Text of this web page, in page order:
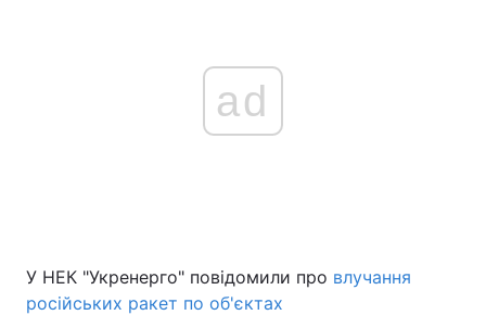
ad
У НЕК "Укренерго" повідомили про влучання
російських ракет по об'єктах